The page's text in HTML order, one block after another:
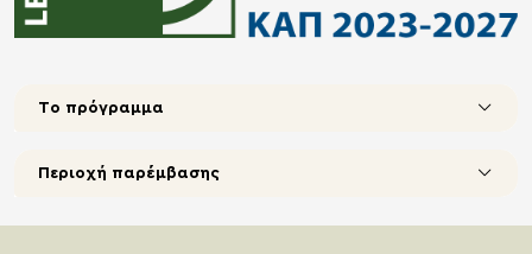
Τo πρόγραμμα
Περιοχή παρέμβασης